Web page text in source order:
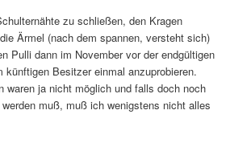
zu schließen, den Kragen
Ärmel (nach dem spannen, versteht sich)
Pulli dann im November vor der endgültigen
künftigen Besitzer einmal anzuprobieren.
waren ja nicht möglich und falls doch noch
muß, muß ich wenigstens nicht alles